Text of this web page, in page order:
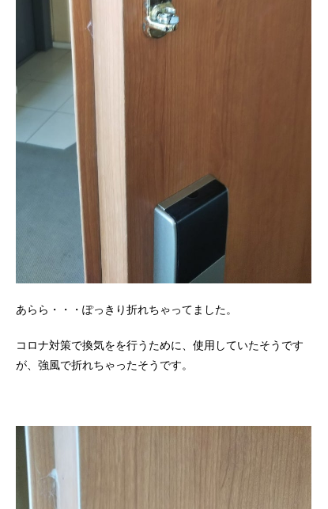
あらら・・・ぽっきり折れちゃってました。
コロナ対策で換気をを行うために、使用していたそうです
が、強風で折れちゃったそうです。